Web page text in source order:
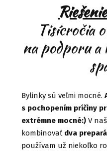
Tisícročia
na podporu
Bylinky sú veľmi mocné.
s pochopením príčiny
extrémne mocné:)V
kombinovať dva
používam už niekoľko